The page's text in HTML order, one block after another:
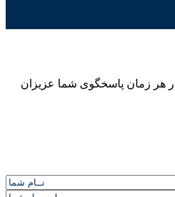
هر زمان پاسخگوی شما عزیزان